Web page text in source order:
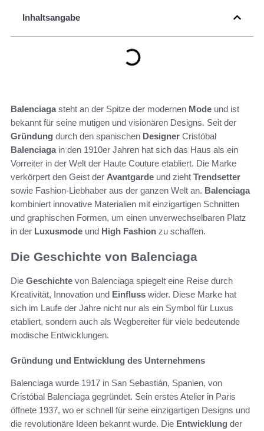
Inhaltsangabe
Balenciagasteht an der Spitze der modernen Mode und ist
bekannt für seine mutigen und visionären Designs. Seit der
Gründung durch den spanischen Designer Cristóbal
Balenciagain den 1910er Jahren hat sich das Haus als ein
Vorreiter in der Welt der Haute Couture etabliert. Die Marke
verkörpert den Geist der Avantgarde und zieht Trendsetter
sowie Fashion-Liebhaber aus der ganzen Welt an. Balenciaga
kombiniert innovative Materialien mit einzigartigen Schnitten
und graphischen Formen, um einen unverwechselbaren Platz
in der Luxusmode und High Fashion zu schaffen.
Die Geschichte von Balenciaga
Die Geschichte von Balenciaga spiegelt eine Reise durch
Kreativität, Innovation und Einfluss wider. Diese Marke hat
sich im Laufe der Jahre nicht nur als ein Symbol für Luxus
etabliert, sondern auch als Wegbereiter für viele bedeutende
modische Entwicklungen.
Gründung und Entwicklung des Unternehmens
Balenciaga wurde 1917 in San Sebastián, Spanien, von
Cristóbal Balenciaga gegründet. Sein erstes Atelier in Paris
öffnete 1937, wo er schnell für seine einzigartigen Designs und
die revolutionäre Ideen bekannt wurde. Die Entwicklung der